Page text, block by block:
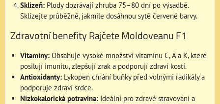
Sklizeň: Plody dozrávají zhruba 75–80 dní po výsadbě.
Sklízejte průběžně, jakmile dosáhnou sytě červené barvy.
Zdravotní benefity Rajčete Moldoveanu F1
Vitamíny: Obsahuje vysoké množství vitamínu C, A a K, které
posilují imunitu, zlepšují zrak a podporují zdraví kostí.
Antioxidanty: Lykopen chrání buňky před volnými radikály a
podporuje zdraví srdce.
Nízkokalorická potravina: Ideální pro zdravé stravování a